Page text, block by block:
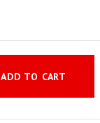
ADD TO CART